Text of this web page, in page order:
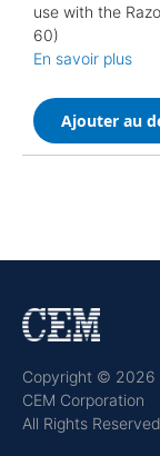
use with the
60)
En savoir plus
Ajouter au
Copyright © 2026
CEM Corporation
All Rights Reserved